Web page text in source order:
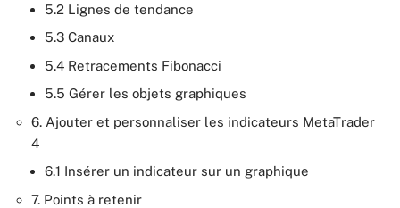
5.2 Lignes de tendance
5.3 Canaux
5.4 Retracements Fibonacci
5.5 Gérer les objets graphiques
6. Ajouter et personnaliser les indicateurs MetaTrader
4
6.1 Insérer un indicateur sur un graphique
7. Points à retenir